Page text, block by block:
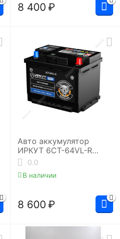
8 400 ₽
Авто аккумулятор
ИРКУТ 6CT-64VL-R
(UHD-L2EU)
0.0
В наличии
8 600 ₽